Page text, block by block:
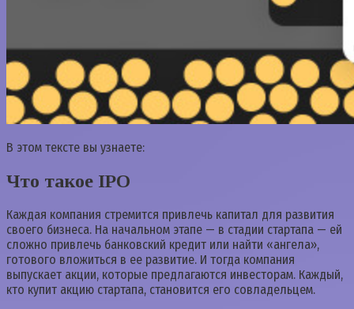
В этом тексте вы узнаете:
Что такое IPO
Каждая компания стремится привлечь капитал для развития
своего бизнеса. На начальном этапе — в стадии стартапа — ей
сложно привлечь банковский кредит или найти «ангела»,
готового вложиться в ее развитие. И тогда компания
выпускает акции, которые предлагаются инвесторам. Каждый,
кто купит акцию стартапа, становится его совладельцем.